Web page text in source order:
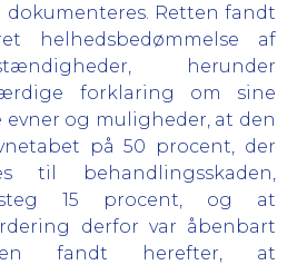
Retten fandt
helhedsbedømmelse af
herunder
forklaring om sine
evner og muligheder, at den
på 50 procent, der
til behandlingsskaden,
15 procent, og at
derfor var åbenbart
fandt herefter, at